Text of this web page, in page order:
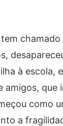
à escola,
que
como
a